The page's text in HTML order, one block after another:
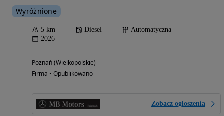
Wyróżnione
5 km Diesel
Automatyczna
2026
Poznań (Wielkopolskie)
Firma • Opublikowano
Zobacz ogłoszenia